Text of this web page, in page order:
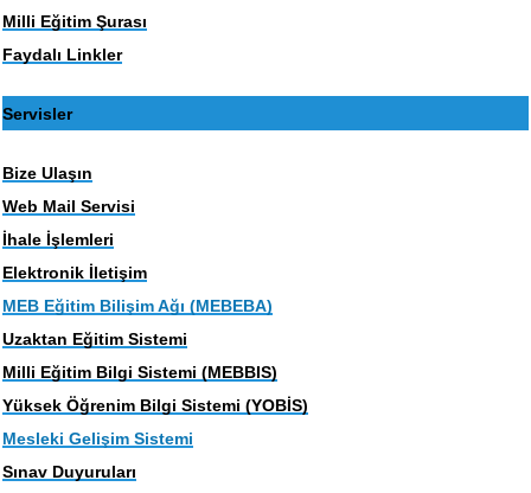
Milli Eğitim Şurası
Faydalı Linkler
Servisler
Bize Ulaşın
Web Mail Servisi
İhale İşlemleri
Elektronik İletişim
MEB Eğitim Bilişim Ağı (MEBEBA)
Uzaktan Eğitim Sistemi
Milli Eğitim Bilgi Sistemi (MEBBIS)
Yüksek Öğrenim Bilgi Sistemi (YOBİS)
Mesleki Gelişim Sistemi
Sınav Duyuruları